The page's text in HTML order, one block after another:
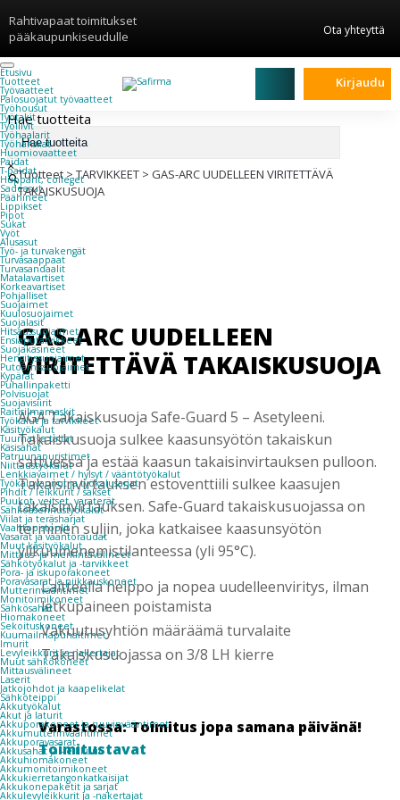
Rahtivapaat toimitukset
pääkaupunkiseudulle
Ota yhteyttä
Etusivu
Tuotteet
Työvaatteet
Palosuojatut työvaatteet
Työhousut
Työtakit
Työliivit
Työhaalarit
Työhanskat
Huomiovaatteet
Paidat
T-paidat
Hupparit, colleget
Sadeasut
Päähineet
Lippikset
Pipot
Sukat
Vyöt
Alusasut
Työ- ja turvakengät
Turvasaappaat
Turvasandaalit
Matalavartiset
Korkeavartiset
Pohjalliset
Suojaimet
Kuulosuojaimet
Suojalasit
Hitsaussuojaimet
Ensiaputarvikkeet
Suojakäsineet
Hengityssuojaimet
Putoamissuojaimet
Kypärät
Puhallinpaketti
Polvisuojat
Suojavisiirit
Raitisilmamaskit
Työkalut ja tarvikkeet
Käsityökalut
Tuurnat ja taltat
Käsisahat
Patruunapuristimet
Niittaustyökalut
Lenkkiavaimet / hylsyt / vääntötyökalut
Työkaluvaunut ja työkalusarjat
Pihdit / leikkurit / sakset
Puukot, veitset, varaterät
Sähköasennustyökalut
Viilat ja teräsharjat
Vaahtopistoolit
Vasarat ja vääntöraudat
Muut käsityökalut
Mittaus- ja merkintävälineet
Sähkötyökalut ja -tarvikkeet
Pora- ja iskuporakoneet
Poravasarat ja piikkauskoneet
Mutterinvääntimet
Monitoimikoneet
Sähkösahat
Hiomakoneet
Sekoituskoneet
Kuumailmapuhaltimet
Imurit
Levyleikkurit ja nakertajat
Muut sähkökoneet
Mittausvälineet
Laserit
Jatkojohdot ja kaapelikelat
Sähköteippi
Akkutyökalut
Akut ja laturit
Akkuporakoneet ja ruuvinvääntimet
Akkumutterinvääntimet
Akkuporavasarat
Akkusahat ja -leikkurit
Akkuhiomakoneet
Akkumonitoimikoneet
Akkukierretangonkatkaisijat
Akkukonepaketit ja sarjat
Akkulevyleikkurit ja -nakertajat
Kirjaudu
Hae tuotteita
×
Tuotteet>TARVIKKEET > GAS-ARC UUDELLEEN VIRITETTÄVÄ
TAKAISKUSUOJA
GAS-ARC UUDELLEEN
VIRITETTÄVÄ TAKAISKUSUOJA
AGA Takaiskusuoja Safe-Guard 5 – Asetyleeni.
Takaiskusuoja sulkee kaasunsyötön takaiskun
sattuessa ja estää kaasun takaisinvirtauksen pulloon.
Takaisinvirtauksen estoventtiili sulkee kaasujen
takaisinvirtauksen. Safe-Guard takaiskusuojassa on
terminen suljin, joka katkaisee kaasunsyötön
ylikuumenemistilanteessa (yli 95°C).
Laitteella helppo ja nopea uudelleenviritys, ilman
letkupaineen poistamista
Vakuutusyhtiön määräämä turvalaite
Takaiskusuojassa on 3/8 LH kierre
Varastossa: Toimitus jopa samana päivänä!
Toimitustavat